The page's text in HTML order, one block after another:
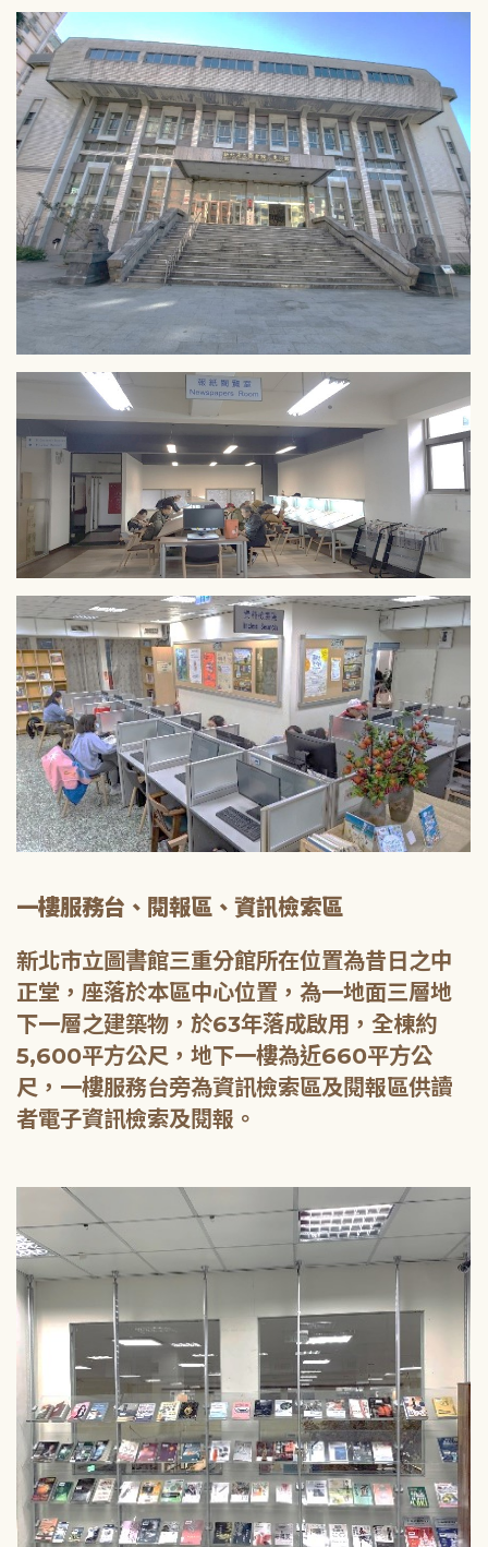
一樓服務台、閱報區、資訊檢索區
新北市立圖書館三重分館所在位置為昔日之中
正堂，座落於本區中心位置，為一地面三層地
下一層之建築物，於63年落成啟用，全棟約
5,600平方公尺，地下一樓為近660平方公
尺，一樓服務台旁為資訊檢索區及閱報區供讀
者電子資訊檢索及閱報。